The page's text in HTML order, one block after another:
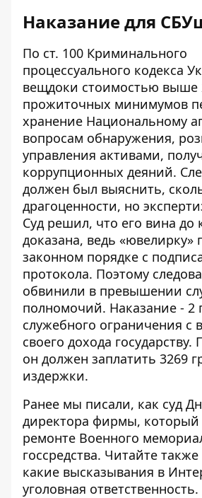
Наказание для
По ст. 100 Криминального
процессуального кодекса
вещдоки стоимостью выше
прожиточных минимумов
хранение Национальному
вопросам обнаружения,
управления активами,
коррупционных деяний.
должен был выяснить,
драгоценности, но
Суд решил, что его вина до
доказана, ведь «ювелирку»
законном порядке с
протокола. Поэтому
обвинили в превышении
полномочий. Наказание - 2
служебного ограничения с
своего дохода
он должен заплатить 3269
издержки.
Ранее мы писали, как суд
директора фирмы, который
ремонте Военного
госсредства. Читайте
какие высказывания в
уголовная ответственность.